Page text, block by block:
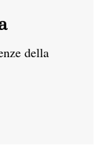
della